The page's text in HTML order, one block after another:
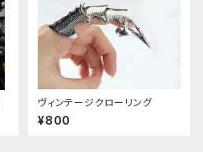
ヴィンテージクローリング
¥800